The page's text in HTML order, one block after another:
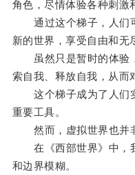
角色，尽情体验各种刺激
通过这个梯子，人们
新的世界，享受自由和无
虽然只是暂时的体验
索自我、释放自我，从而
这个梯子成为了人们
重要工具。
然而，虚拟世界也并非
在《西部世界》中，
和边界模糊。